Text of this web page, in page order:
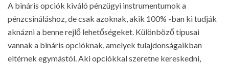
A bináris opciók kiváló pénzügyi instrumentumok a
pénzcsináláshoz, de csak azoknak, akik 100% -ban ki tudják
aknázni a benne rejlő lehetőségeket. Különböző típusai
vannak a bináris opcióknak, amelyek tulajdonságaikban
eltérnek egymástól. Aki opciókkal szeretne kereskedni,